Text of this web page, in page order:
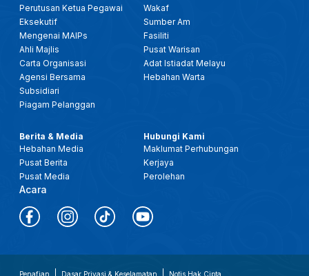
Perutusan Ketua Pegawai
Eksekutif
Mengenai MAIPs
Ahli Majlis
Carta Organisasi
Agensi Bersama
Subsidiari
Piagam Pelanggan
Wakaf
Sumber Am
Fasiliti
Pusat Warisan
Adat Istiadat Melayu
Hebahan Warta
Berita & Media
Hebahan Media
Pusat Berita
Pusat Media
Acara
Hubungi Kami
Maklumat Perhubungan
Kerjaya
Perolehan
Penafian Dasar Privasi & Keselamatan Notis Hak Cipta